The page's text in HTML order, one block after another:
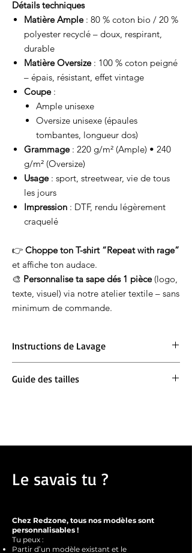
Détails techniques
Matière Ample: 80 % coton bio / 20 %
polyester recyclé – doux, respirant,
durable
Matière Oversize: 100 % coton peigné
– épais, résistant, effet vintage
Coupe:
Ample unisexe
Oversize unisexe (épaules
tombantes, longueur dos)
Grammage: 220 g/m² (Ample) • 240
g/m² (Oversize)
Usage: sport, streetwear, vie de tous
les jours
Impression : DTF, rendu légèrement
craquelé
👉 Choppe ton T-shirt “Repeat with rage”
et affiche ton audace.
🎨 Personnalise ta sape dés 1 pièce(logo,
texte, visuel) via notre atelier textile – sans
minimum de commande.
Instructions de Lavage
Repassage à 150° max. Ne pas sécher en
Guide des tailles
Le savais tu ?
Chez Redzone, tous nos modèles sont
personnalisables !
Tu peux :
Partir d’un modèle existant et le